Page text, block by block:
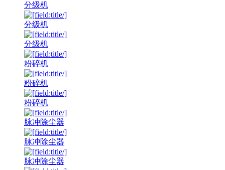
分级机
分级机
分级机
粉碎机
粉碎机
粉碎机
脉冲除尘器
脉冲除尘器
脉冲除尘器